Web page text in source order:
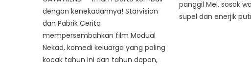
dengan kenekadannya! Starvision
dan Pabrik Cerita
mempersembahkan film Modual
Nekad, komedi keluarga yang paling
kocak tahun ini dan tahun depan,
panggil Mel, sosok
supel dan enerjik